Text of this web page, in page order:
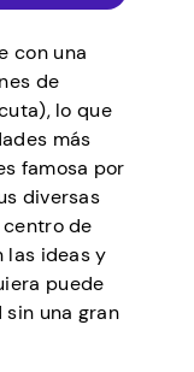
con una
de
lo que
más
famosa por
diversas
de
las ideas y
puede
una gran